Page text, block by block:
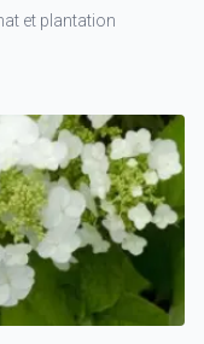
et plantation